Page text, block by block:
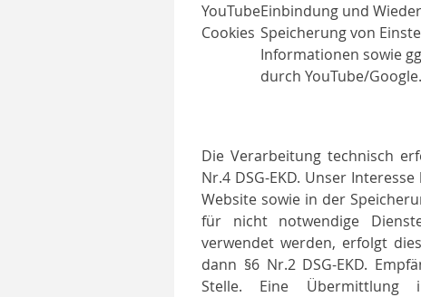
YouTube
Cookies
Einbindung und
Speicherung von
Informationen sowie
durch YouTube/Google.
Die Verarbeitung technisch
Nr.4 DSG-EKD. Unser
Website sowie in der
für nicht notwendige
verwendet werden, erfolgt
dann §6 Nr.2 DSG-EKD.
Stelle. Eine